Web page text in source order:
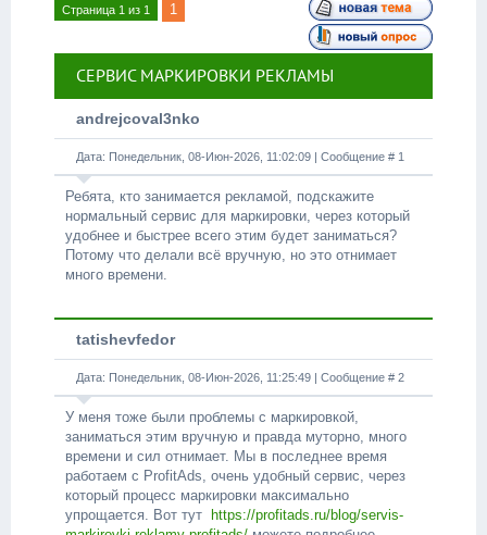
Страница 1 из 1 1
СЕРВИС МАРКИРОВКИ РЕКЛАМЫ
andrejcoval3nko
Дата: Понедельник, 08-Июн-2026, 11:02:09 | Сообщение # 1
Ребята, кто занимается рекламой, подскажите
нормальный сервис для маркировки, через который
удобнее и быстрее всего этим будет заниматься?
Потому что делали всё вручную, но это отнимает
много времени.
tatishevfedor
Дата: Понедельник, 08-Июн-2026, 11:25:49 | Сообщение # 2
У меня тоже были проблемы с маркировкой,
заниматься этим вручную и правда муторно, много
времени и сил отнимает. Мы в последнее время
работаем с ProfitAds, очень удобный сервис, через
который процесс маркировки максимально
упрощается. Вот тут
https://profitads.ru/blog/servis-